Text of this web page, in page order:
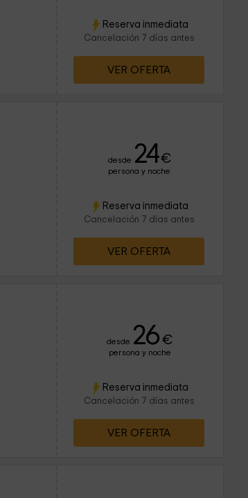
Reserva inmediata
Cancelación 7 días antes
VER OFERTA
desde 24€
persona y noche
Reserva inmediata
Cancelación 7 días antes
VER OFERTA
desde 26 €
persona y noche
Reserva inmediata
Cancelación 7 días antes
VER OFERTA